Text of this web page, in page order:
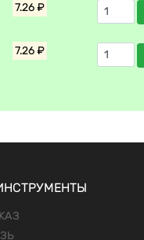
7.26 ₽
7.26 ₽